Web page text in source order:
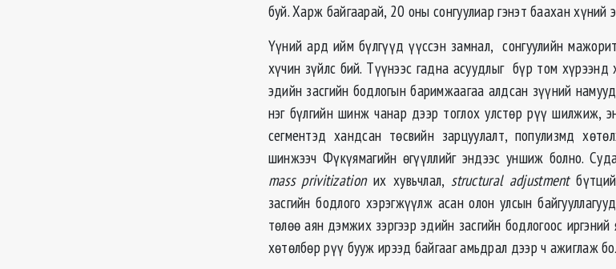
буй. Харж байгаарай, 20 оны сонгуулиар гэнэт баахан хүний
Үүний ард ийм бүлгүүд үүссэн замнал, сонгуулийн
хүчин зүйлс бий. Түүнээс гадна асуудлыг бүр том
эдийн засгийн бодлогын баримжаагаа алдсан зүүний
нэг бүлгийн шинж чанар дээр тоглох улстөр рүү шилжиж,
сегментэд хандсан төсвийн зарцуулалт, популизмд
шинжээч Фүкүямагийн өгүүллийг эндээс уншиж болно.
mass privitizationих хувьчлал,structural adjustment
засгийн бодлого хэрэгжүүлж асан олон улсын
төлөө аян дэмжих зэргээр эдийн засгийн бодлогоос
хөтөлбөр рүү бууж ирээд байгааг амьдрал дээр ч ажиглаж